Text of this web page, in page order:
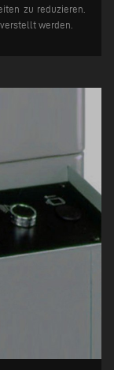
zu reduzieren.
werden.